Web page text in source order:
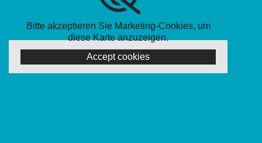
Bitte akzeptieren Sie Marketing-Cookies, um
diese Karte anzuzeigen.
Accept cookies